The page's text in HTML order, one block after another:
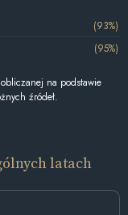
(93%)
(95%)
na podstawie
źródeł.
latach